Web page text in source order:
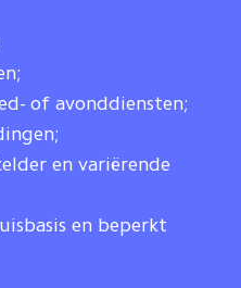
of avonddiensten;
en variërende
en beperkt